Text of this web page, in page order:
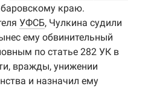
краю.
УФСБ, Чулкина судили
ему обвинительный
по статье 282 УК в
вражды, унижении
и назначил ему